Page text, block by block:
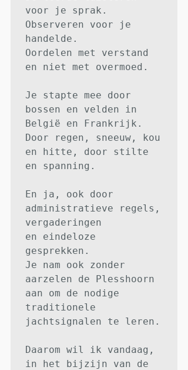
voor je sprak.
Observeren voor je
handelde.
Oordelen met verstand
en niet met overmoed.
Je stapte mee door
bossen en velden in
België en Frankrijk.
Door regen, sneeuw, kou
en hitte, door stilte
en spanning.
En ja, ook door
administratieve regels,
vergaderingen
en eindeloze
gesprekken.
Je nam ook zonder
aarzelen de Plesshoorn
aan om de nodige
traditionele
jachtsignalen te leren.
Daarom wil ik vandaag,
in het bijzijn van de